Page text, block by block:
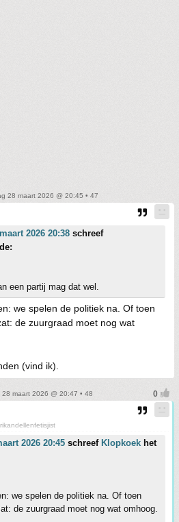
28 maart 2026 @ 20:45 • 47
2026 20:38 schreef
een partij mag dat wel.
we spelen de politiek na. Of toen
de zuurgraad moet nog wat
(vind ik).
28 maart 2026 @ 20:47 • 48
2026 20:45 schreef Klopkoek het
we spelen de politiek na. Of toen
de zuurgraad moet nog wat omhoog.